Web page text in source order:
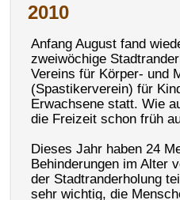
2010
Anfang August fand
zweiwöchige
Vereins für Körper- und
(Spastikerverein) für
Erwachsene statt. Wie
die Freizeit schon früh
Dieses Jahr haben 24
Behinderungen im Alter
der Stadtranderholung
sehr wichtig, die